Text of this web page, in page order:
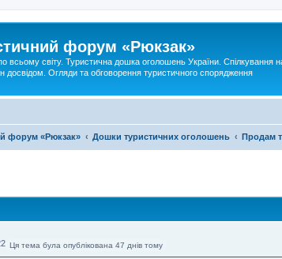
форум «Рюкзак»
всьому світу. Туристична дошка оголошень України. Спілкування
досвідом. Огляди та обговорення туристичного спорядження
форум «Рюкзак» Дошки туристичних оголошень Продам
Ця тема була опублікована 47 днів тому